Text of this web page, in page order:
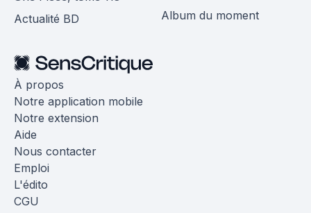
Actualité BD
Album du moment
À propos
Notre application mobile
Notre extension
Aide
Nous contacter
Emploi
L'édito
CGU